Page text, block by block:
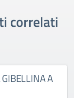
correlati
GIBELLINA A